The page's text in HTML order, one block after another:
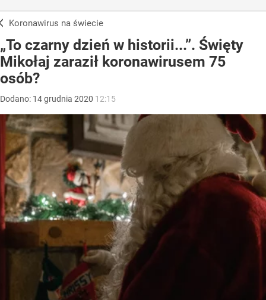
Koronawirus na świecie
„To czarny dzień w historii...”. Święty
Mikołaj zaraził koronawirusem 75
osób?
Dodano: 14grudnia 2020 12:15